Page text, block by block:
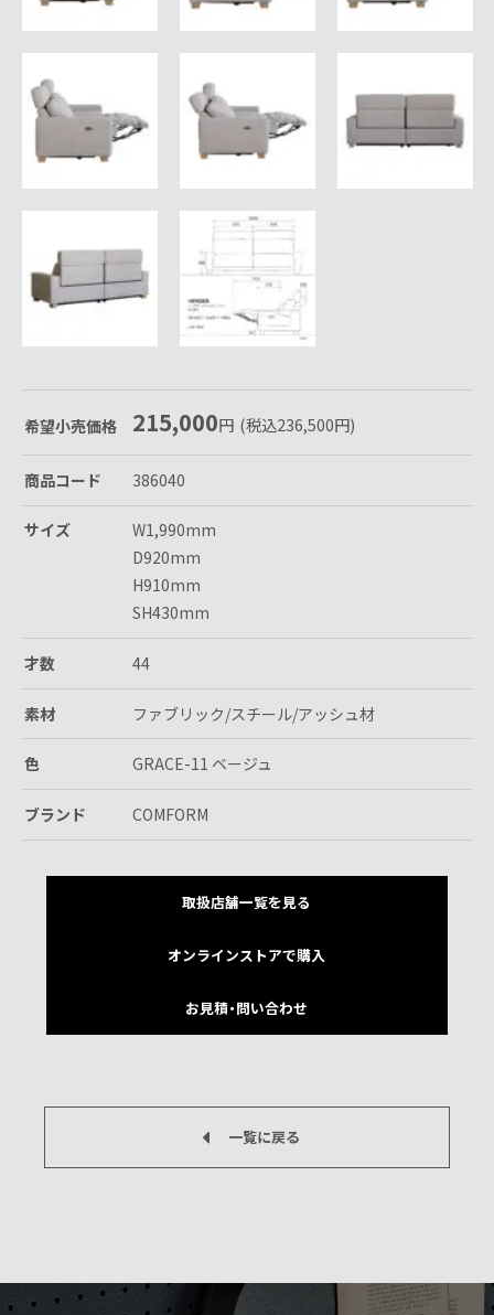
希望小売価格 215,000円 (税込236,500円)
商品コード 386040
サイズ
W1,990mm
D920mm
H910mm
SH430mm
才数 44
素材 ファブリック/スチール/アッシュ材
色 GRACE-11 ベージュ
ブランド COMFORM
取扱店舗一覧を見る
オンラインストアで購入
お見積・問い合わせ
一覧に戻る